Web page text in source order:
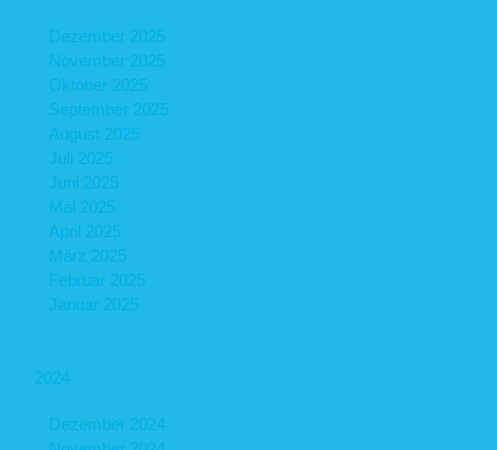
Dezember 2025
November 2025
Oktober 2025
September 2025
August 2025
Juli 2025
Juni 2025
Mai 2025
April 2025
März 2025
Februar 2025
Januar 2025
2024
Dezember 2024